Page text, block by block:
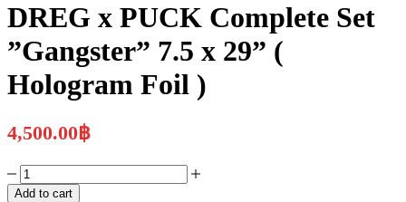
DREG x PUCK Complete Set
”Gangster” 7.5 x 29” (
Hologram Foil )
4,500.00฿
DREG
x
Add to cart